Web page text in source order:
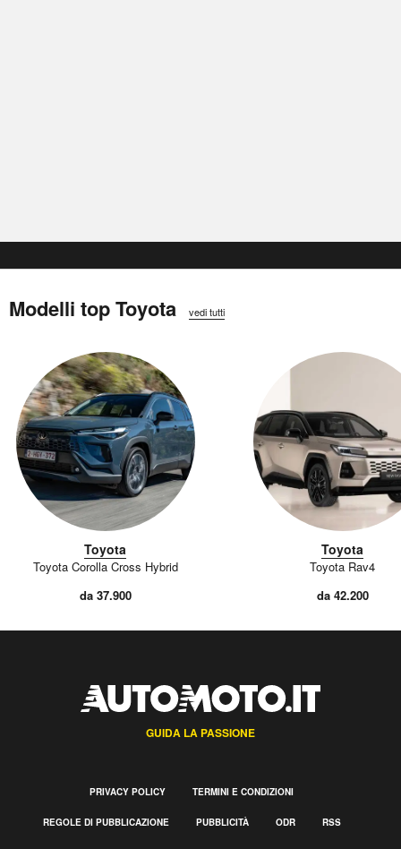
Modelli top Toyota vedi tutti
Toyota
Toyota Corolla Cross Hybrid
da 37.900
Toyota
Toyota Rav4
da 42.200
GUIDA LA PASSIONE
PRIVACY POLICY TERMINI E CONDIZIONI
REGOLE DI PUBBLICAZIONE PUBBLICITÀ ODR RSS